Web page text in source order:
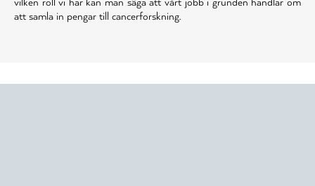
att samla in pengar till cancerforskning.